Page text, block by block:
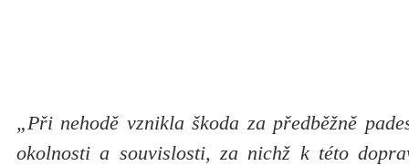
„Při nehodě vznikla škoda za předběžně
okolnosti a souvislosti, za nichž k této